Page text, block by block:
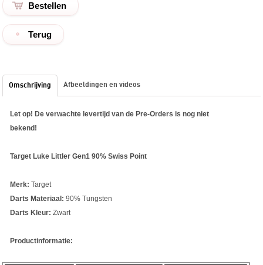
Terug
Omschrijving Afbeeldingen en videos
Let op! De verwachte levertijd van de Pre-Orders is nog niet
bekend!
Target Luke Littler Gen1 90% Swiss Point
Merk:Target
Darts Materiaal: 90% Tungsten
Darts Kleur:Zwart
Productinformatie: